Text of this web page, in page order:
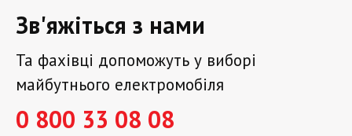
Зв'яжіться з нами
Та фахівці допоможуть у виборі
майбутнього електромобіля
0 800 33 08 08